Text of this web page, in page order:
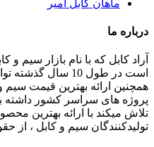
ماهان کابل امیر
درباره ما
آراد کابل که با نام بازار سیم و
است در طول 10
همچنین ارائه بهترین قیمت
پروژه های سراسر کشور داشته
تلاش میکند با ارائه بهترین
تولیدکنندگان سیم و کابل ،